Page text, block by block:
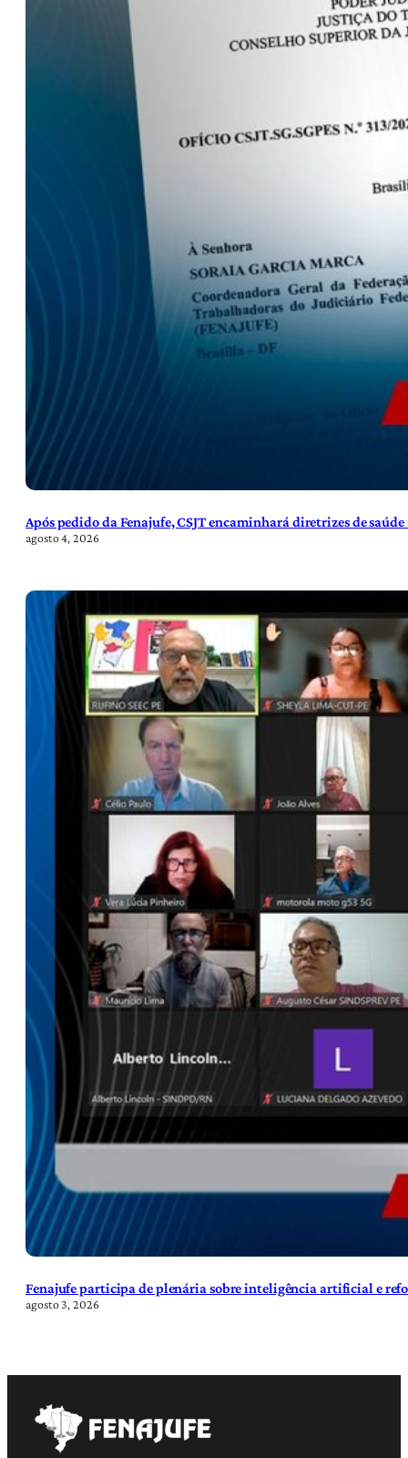
Após pedido da Fenajufe, CSJT encaminhará diretrizes de
agosto 4, 2026
Fenajufe participa de plenária sobre inteligência artificial e
agosto 3, 2026